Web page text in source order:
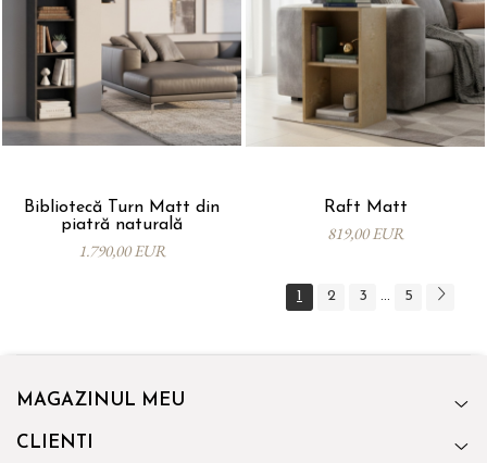
Bibliotecă Turn Matt din
piatră naturală
1.790,00 EUR
Raft Matt
819,00 EUR
1 2 3 ... 5
MAGAZINUL MEU
CLIENTI